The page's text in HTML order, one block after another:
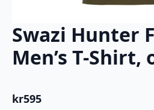
Swazi Hunter
Men’s T-Shirt,
kr595